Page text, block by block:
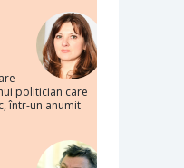
politician care
într-un anumit